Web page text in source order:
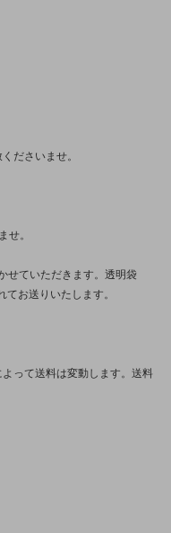
ださいませ。
。
せていただきます。透明袋
お送りいたします。
って送料は変動します。送料